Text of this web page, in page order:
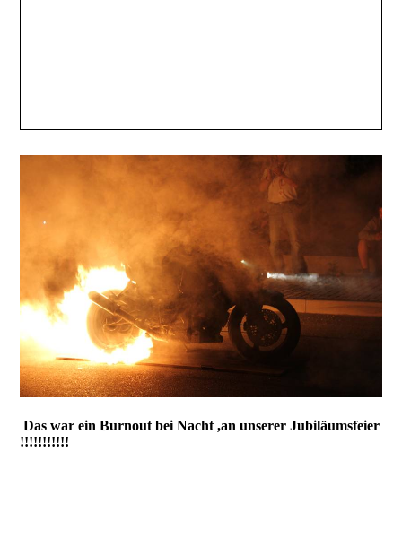
Das war ein Burnout bei Nacht ,an unserer Jubiläumsfeier
!!!!!!!!!!!